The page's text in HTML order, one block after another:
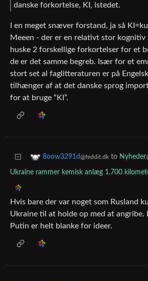
danske forkortelse, KI, istedet.
I en meget snæver forstand, ja så
Meeen - der er en relativt stor
huske 2 forskellige forkortelser for et
de er det samme begreb. Især for et
stort set al faglitteraturen er på
tilhænger af at det danske sprog
for at bruge “KI”.
8oow3291d@feddit.dk to Nyheder
Ukraine rammer kemisk anlæg 1.700
Hvis bare der var noget som Rusland
Ukraine til at holde op med at
Putin er helt blanke for ideer.